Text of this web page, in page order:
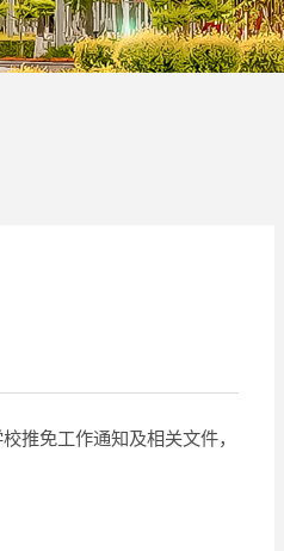
推免工作通知及相关文件，